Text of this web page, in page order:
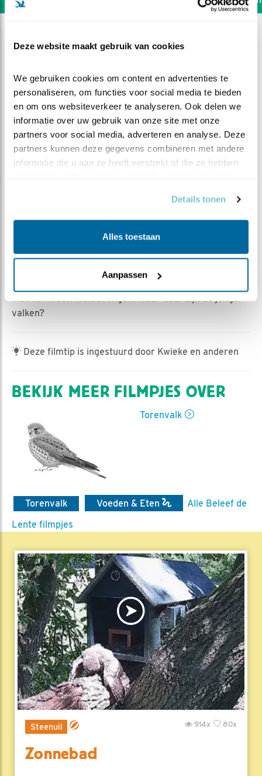
Deze website maakt gebruik van cookies
We gebruiken cookies om content en advertenties te
personaliseren, om functies voor social media te bieden
en om ons websiteverkeer te analyseren. Ook delen we
informatie over uw gebruik van onze site met onze
partners voor social media, adverteren en analyse. Deze
partners kunnen deze gegevens combineren met andere
informatie die u aan ze heeft verstrekt of die ze hebben
Details tonen
Alles toestaan
Aanpassen
Gehannes met een muis
HannahK | Geplaatst op 9 juli 2025, 21:56 |
Vind ik
Bewaar dit filmpje|
252x
Man komt een muis brengen. Maar waar zijn de jonge
valken?
Deze filmtip is ingestuurd door Kwieke en anderen
BEKIJK MEER FILMPJES OVER
Torenvalk
Torenvalk Voeden & Eten
Alle Beleef de
Lente filmpjes
Steenuil 80x
914x
Zonnebad